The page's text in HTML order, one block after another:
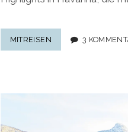
MITREISEN HIGHLIGHTS
IN
3